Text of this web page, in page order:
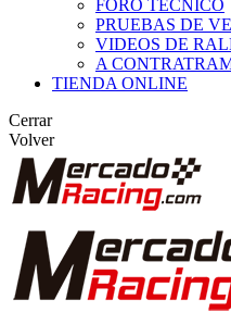
FORO TÉCNICO
PRUEBAS DE
VIDEOS DE
A
TIENDA ONLINE
Cerrar
Volver